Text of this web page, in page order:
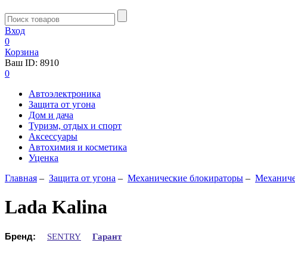
Вход
0
Корзина
Ваш ID: 8910
0
Автоэлектроника
Защита от угона
Дом и дача
Туризм, отдых и спорт
Аксессуары
Автохимия и косметика
Уценка
Главная – Защита от угона – Механические блoкираторы –
Lada Kalina
Бренд: SENTRY Гарант